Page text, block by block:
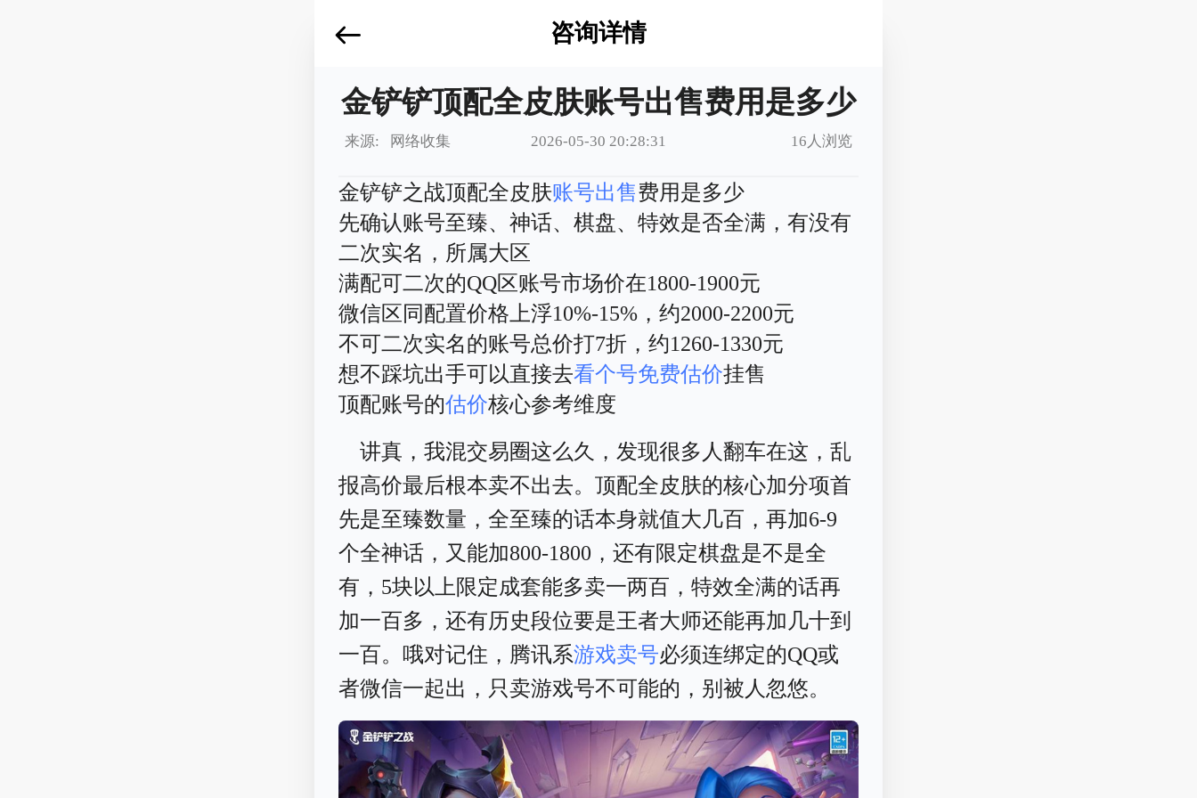
咨询详情
金铲铲顶配全皮肤账号出售费用是多少
来源: 网络收集 2026-05-30 20:28:31 16人浏览
金铲铲之战顶配全皮肤账号出售费用是多少
先确认账号至臻、神话、棋盘、特效是否全满，有没有
二次实名，所属大区
满配可二次的QQ区账号市场价在1800-1900元
微信区同配置价格上浮10%-15%，约2000-2200元
不可二次实名的账号总价打7折，约1260-1330元
想不踩坑出手可以直接去看个号免费估价挂售
顶配账号的估价核心参考维度
讲真，我混交易圈这么久，发现很多人翻车在这，乱
报高价最后根本卖不出去。顶配全皮肤的核心加分项首
先是至臻数量，全至臻的话本身就值大几百，再加6-9
个全神话，又能加800-1800，还有限定棋盘是不是全
有，5块以上限定成套能多卖一两百，特效全满的话再
加一百多，还有历史段位要是王者大师还能再加几十到
一百。哦对记住，腾讯系游戏卖号必须连绑定的QQ或
者微信一起出，只卖游戏号不可能的，别被人忽悠。